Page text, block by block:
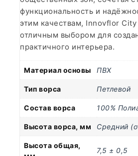
функциональность и
этим качествам, Innovflor City
отличным выбором для
практичного интерьера.
Материал основы ПВХ
Тип ворса Петлевой
Состав ворса 100%
Высота ворса, мм Средний
Высота общая,
7,5 ± 0,5